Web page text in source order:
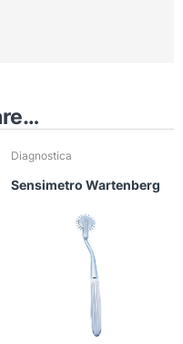
Diagnostica
Sensimetro Wartenberg